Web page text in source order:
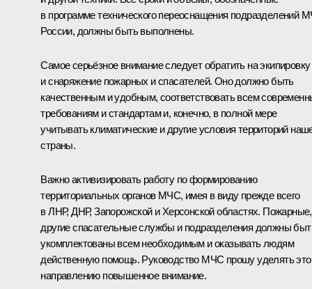
в программе технического переоснащения подразделений
России, должны быть выполнены.
Самое серьёзное внимание следует обратить на экипировку
и снаряжение пожарных и спасателей. Оно должно быть
качественным и удобным, соответствовать всем
требованиям и стандартам и, конечно, в полной мере
учитывать климатические и другие условия территорий
страны.
Важно активизировать работу по формированию
территориальных органов МЧС, имея в виду прежде всего
в ЛНР, ДНР, Запорожской и Херсонской областях. Пожарные,
другие спасательные службы и подразделения должны
укомплектованы всем необходимым и оказывать людям
действенную помощь. Руководство МЧС прошу уделять
направлению повышенное внимание.